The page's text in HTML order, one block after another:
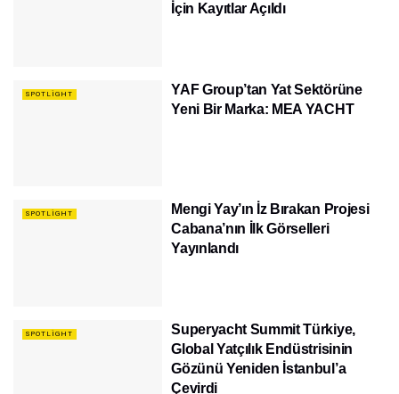
İçin Kayıtlar Açıldı
SPOTLIGHT
YAF Group’tan Yat Sektörüne
Yeni Bir Marka: MEA YACHT
SPOTLIGHT
Mengi Yay’ın İz Bırakan Projesi
Cabana’nın İlk Görselleri
Yayınlandı
SPOTLIGHT
Superyacht Summit Türkiye,
Global Yatçılık Endüstrisinin
Gözünü Yeniden İstanbul’a
Çevirdi